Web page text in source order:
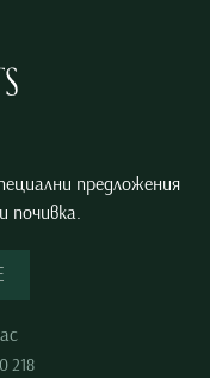
предложения
почивка.
218